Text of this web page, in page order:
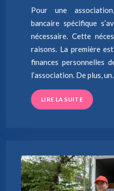
Pour une
bancaire spécifique
nécessaire. Cette
raisons. La première
finances personnelles
l’association. De plus,
LIRE LA SUITE